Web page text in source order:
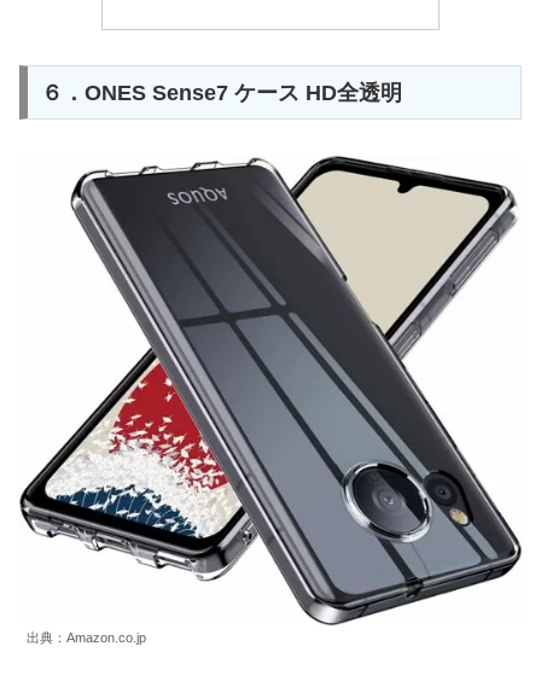
６．ONES Sense7 ケース HD全透明
出典：Amazon.co.jp